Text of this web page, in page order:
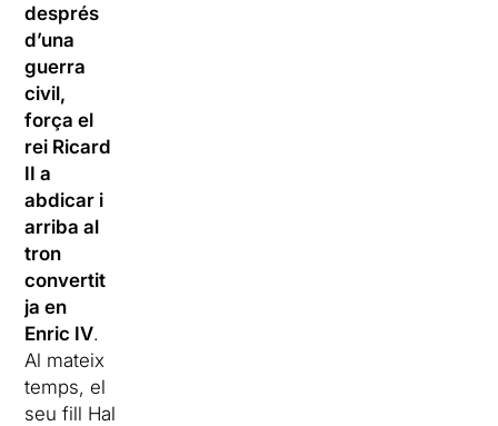
després
d’una
guerra
civil,
força el
rei Ricard
II a
abdicar i
arriba al
tron
convertit
ja en
Enric IV.
Al mateix
temps, el
seu fill Hal